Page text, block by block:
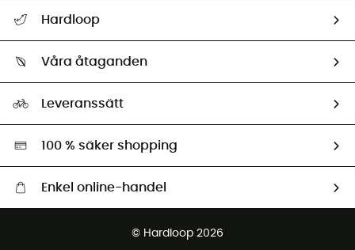
Retur & återbetalning
Hardloop
Ambassadörer
Våra åtaganden
Miljöanpassat urval
Leveranssätt
100 % säker shopping
Enkel online-handel
Gratis retur inom 100 dagar
© Hardloop 2026